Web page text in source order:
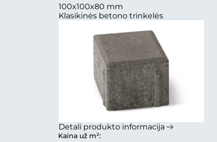
100x100x80 mm
Klasikinės betono trinkelės
Detali produkto informacija
Kaina už m²: